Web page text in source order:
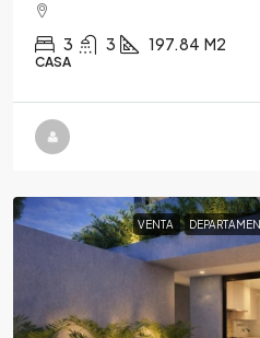
3 3 197.84 M2
CASA
VENTA